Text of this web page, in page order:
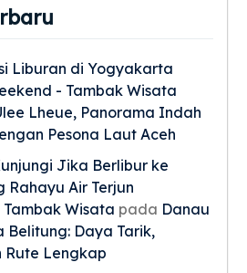
Liburan di Yogyakarta
- Tambak Wisata
Lheue, Panorama Indah
Pesona Laut Aceh
Jika Berlibur ke
Rahayu Air Terjun
Tambak Wisata pada Danau
Belitung: Daya Tarik,
Rute Lengkap